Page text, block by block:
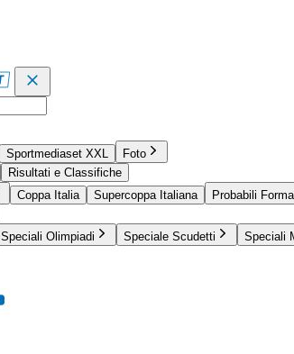
Sportmediaset XXL
Foto
Risultati e Classifiche
Coppa Italia Supercoppa Italiana Probabili
Speciali Olimpiadi Speciale Scudetti Speciali